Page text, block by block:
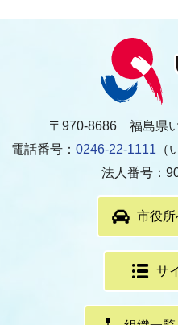
〒970-8686 福島県
電話番号： 0246-22-1111 （
法人番号：
市役所
サ